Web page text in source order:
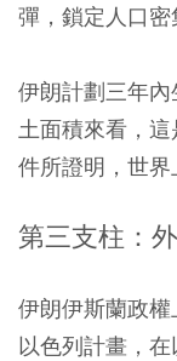
彈，鎖定人口密
伊朗計劃三年
土面積來看，
件所證明，世界
第三支柱：
伊朗伊斯蘭政
以色列計畫，